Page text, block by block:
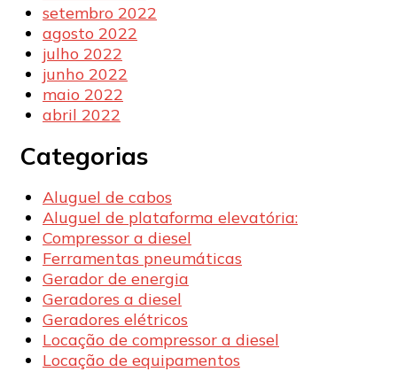
setembro 2022
agosto 2022
julho 2022
junho 2022
maio 2022
abril 2022
Categorias
Aluguel de cabos
Aluguel de plataforma elevatória:
Compressor a diesel
Ferramentas pneumáticas
Gerador de energia
Geradores a diesel
Geradores elétricos
Locação de compressor a diesel
Locação de equipamentos